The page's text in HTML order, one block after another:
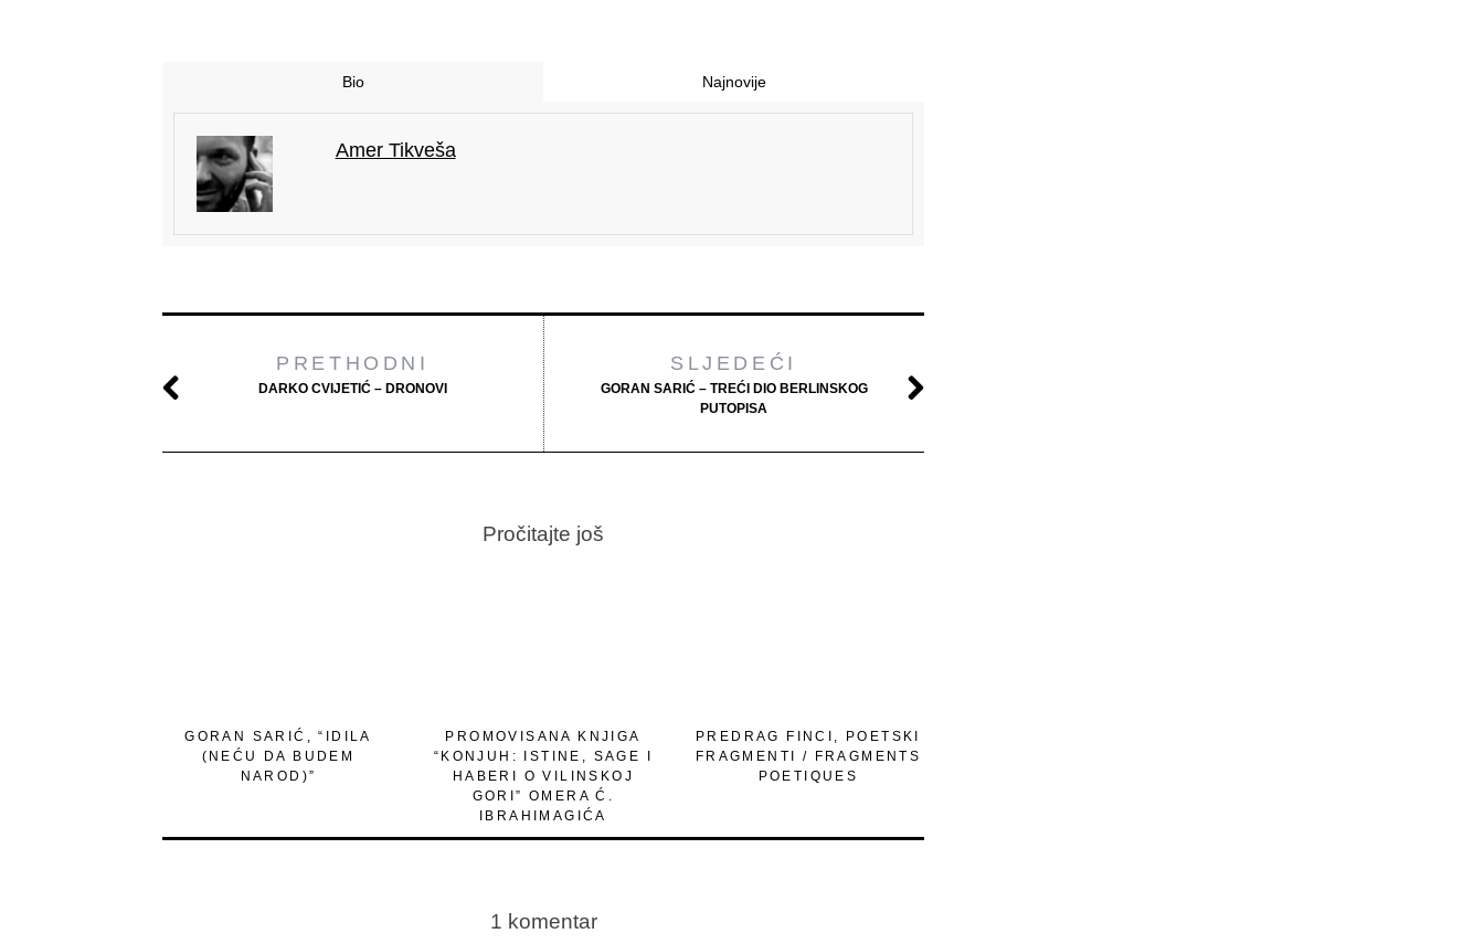
Bio Najnovije
Amer Tikveša
PRETHODNI
DARKO CVIJETIĆ – DRONOVI
SLJEDEĆI
GORAN SARIĆ – TREĆI DIO BERLINSKOG
PUTOPISA
Pročitajte još
GORAN SARIĆ, “IDILA
(NEĆU DA BUDEM
NAROD)”
PROMOVISANA KNJIGA
“KONJUH: ISTINE, SAGE I
HABERI O VILINSKOJ
GORI” OMERA Ć.
IBRAHIMAGIĆA
PREDRAG FINCI, POETSKI
FRAGMENTI / FRAGMENTS
POETIQUES
1 komentar